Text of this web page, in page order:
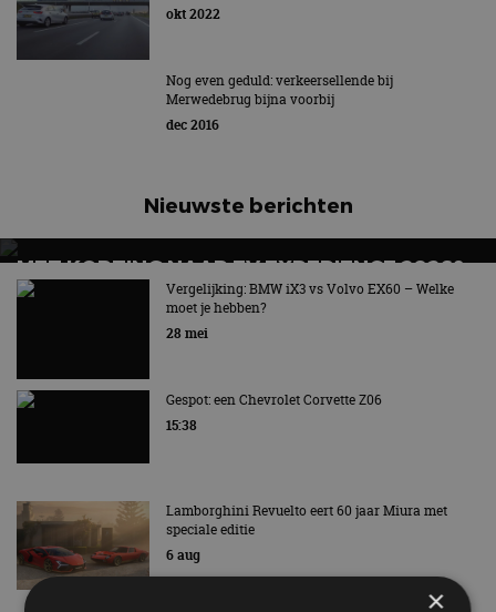
okt 2022
Nog even geduld: verkeersellende bij
Merwedebrug bijna voorbij
dec 2016
Nieuwste berichten
MET KORTING NAAR EV EXPERIENCE 2026?
AUTORAI REGELT HET!
EV Experience 2026 van 24 tot 26 september
Vergelijking: BMW iX3 vs Volvo EX60 – Welke
moet je hebben?
28 mei
Gespot: een Chevrolet Corvette Z06
15:38
Lamborghini Revuelto eert 60 jaar Miura met
speciale editie
6 aug
×